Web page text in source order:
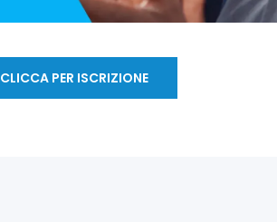
CLICCA PER ISCRIZIONE